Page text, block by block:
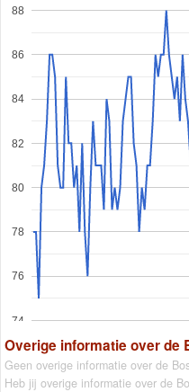
74
76
78
80
82
84
86
88
Overige informatie over de
Geen overige informatie over de
Heb jij overige informatie over de